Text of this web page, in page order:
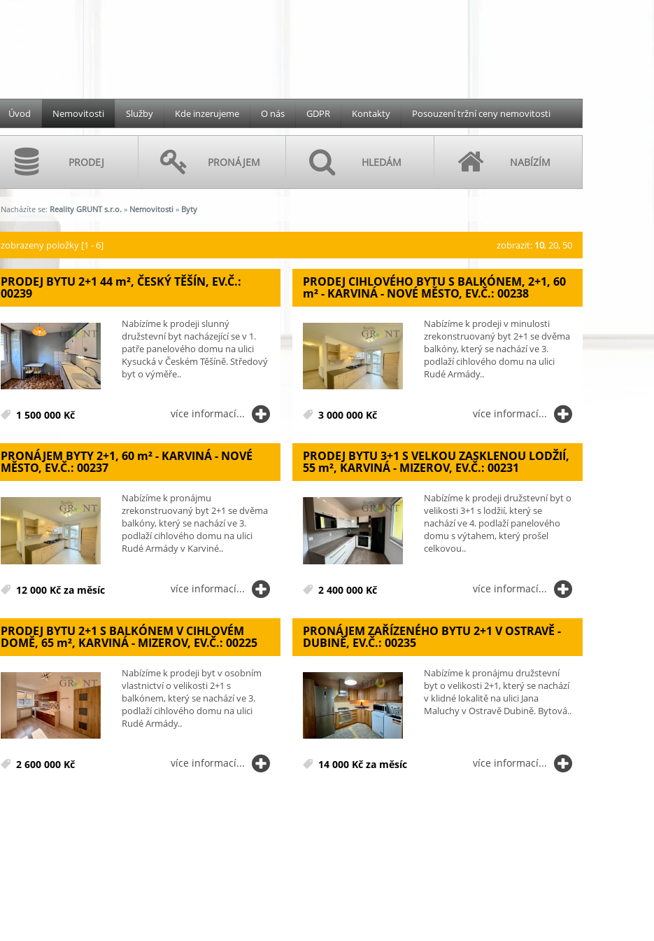
Úvod Nemovitosti Služby Kde inzerujeme O nás GDPR Kontakty Posouzení tržní ceny nemovitosti
PRODEJ PRONÁJEM HLEDÁM NABÍZÍM
Nacházíte se: Reality GRUNT s.r.o. » Nemovitosti » Byty
zobrazeny položky [1 - 6] zobrazit: 10,20, 50
PRODEJ BYTU 2+1 44 m², ČESKÝ TĚŠÍN, EV.Č.:
00239
Nabízíme k prodeji slunný
družstevní byt nacházející se v 1.
patře panelového domu na ulici
Kysucká v Českém Těšíně. Středový
byt o výměře..
1 500 000 Kč více informací...
PRODEJ CIHLOVÉHO BYTU S BALKÓNEM, 2+1, 60
m²- KARVINÁ - NOVÉ MĚSTO, EV.Č.: 00238
Nabízíme k prodeji v minulosti
zrekonstruovaný byt 2+1 se dvěma
balkóny, který se nachází ve 3.
podlaží cihlového domu na ulici
Rudé Armády..
3 000 000 Kč více informací...
PRONÁJEM BYTY 2+1, 60 m²- KARVINÁ - NOVÉ
MĚSTO, EV.Č.: 00237
Nabízíme k pronájmu
zrekonstruovaný byt 2+1 se dvěma
balkóny, který se nachází ve 3.
podlaží cihlového domu na ulici
Rudé Armády v Karviné..
12 000 Kč za měsíc více informací...
PRODEJ BYTU 3+1 S VELKOU ZASKLENOU LODŽIÍ,
55 m², KARVINÁ - MIZEROV, EV.Č.: 00231
Nabízíme k prodeji družstevní byt o
velikosti 3+1 s lodžií, který se
nachází ve 4. podlaží panelového
domu s výtahem, který prošel
celkovou..
2 400 000 Kč více informací...
PRODEJ BYTU 2+1 S BALKÓNEM V CIHLOVÉM
DOMĚ, 65 m², KARVINÁ - MIZEROV, EV.Č.: 00225
Nabízíme k prodeji byt v osobním
vlastnictví o velikosti 2+1 s
balkónem, který se nachází ve 3.
podlaží cihlového domu na ulici
Rudé Armády..
2 600 000 Kč více informací...
PRONÁJEM ZAŘÍZENÉHO BYTU 2+1 V OSTRAVĚ -
DUBINĚ, EV.Č.: 00235
Nabízíme k pronájmu družstevní
byt o velikosti 2+1, který se nachází
v klidné lokalitě na ulici Jana
Maluchy v Ostravě Dubině. Bytová..
14 000 Kč za měsíc více informací...